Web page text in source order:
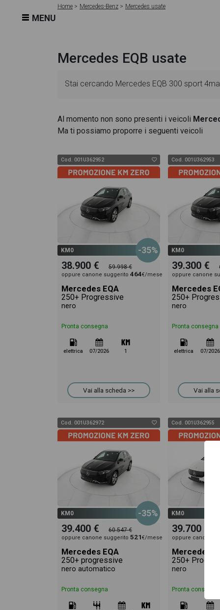
MENU
Home Mercedes-Benz Mercedes usate
Mercedes EQB usate
Stai cercando Mercedes EQB 300 sport
come l'alimentazione, dati tecnici, dotazioni
4matic dispone di una ricca gallery
alta definizione. Questo ti permetterà di
Mercedes EQB 300 sport 4matic troverai
Al momento non sono presenti i veicoli
Ma ti possiamo proporre i seguenti veicoli
Cod. 001U362952
KM0 -35%
38.900 € 59.998 €
oppure canone suggerito 464€/mese
Mercedes EQA
250+ Progressive
nero
Pronta consegna
elettrica 07/2026 1
Vai alla scheda >>
Cod. 001U362953
KM0
39.300 €
oppure canone
Mercedes
250+
nero
Pronta consegna
elettrica 07/2026
Vai alla
Cod. 001U362972
KM0 -35%
39.400 € 60.547 €
oppure canone suggerito 521€/mese
Mercedes EQA
250+ progressive
nero automatico
Pronta consegna
Cod. 001U362955
KM0
39.700 €
oppure canone
Mercedes
250+
nero
Pronta consegna